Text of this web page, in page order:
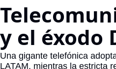
y el éxodo
Una gigante telefónica
LATAM, mientras la estricta